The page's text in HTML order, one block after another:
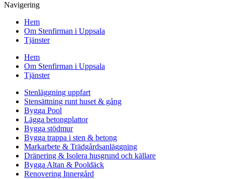
Navigering
Hem
Om Stenfirman i Uppsala
Tjänster
Hem
Om Stenfirman i Uppsala
Tjänster
Stenläggning uppfart
Stensättning runt huset & gång
Bygga Pool
Lägga betongplattor
Bygga stödmur
Bygga trappa i sten & betong
Markarbete & Trädgårdsanläggning
Dränering & Isolera husgrund och källare
Bygga Altan & Pooldäck
Renovering Innergård